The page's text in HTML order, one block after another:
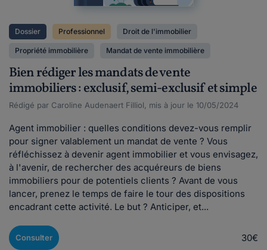
Dossier Professionnel Droit de l'immobilier
Propriété immobilière Mandat de vente immobilière
Bien rédiger les mandats de vente
immobiliers : exclusif, semi-exclusif et simple
Rédigé par Caroline Audenaert Filliol, mis à jour le 10/05/2024
Agent immobilier : quelles conditions devez-vous remplir
pour signer valablement un mandat de vente ? Vous
réfléchissez à devenir agent immobilier et vous envisagez,
à l'avenir, de rechercher des acquéreurs de biens
immobiliers pour de potentiels clients ? Avant de vous
lancer, prenez le temps de faire le tour des dispositions
encadrant cette activité. Le but ? Anticiper, et...
Consulter 30€